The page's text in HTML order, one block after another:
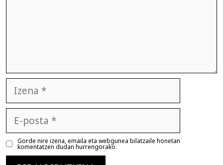
posta
Gorde nire izena, emaila eta webgunea bilatzaile honetan
komentatzen dudan hurrengorako.